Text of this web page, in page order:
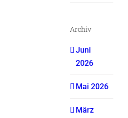
Archiv
Juni
2026
Mai 2026
März